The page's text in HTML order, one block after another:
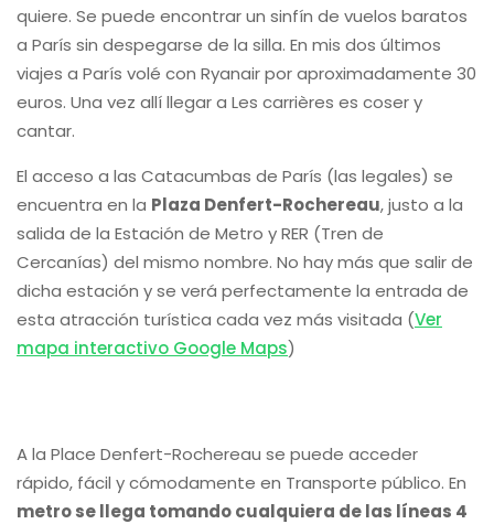
quiere. Se puede encontrar un sinfín de vuelos baratos
a París sin despegarse de la silla. En mis dos últimos
viajes a París volé con Ryanair por aproximadamente 30
euros. Una vez allí llegar a Les carrières es coser y
cantar.
El acceso a las Catacumbas de París (las legales) se
encuentra en la Plaza Denfert-Rochereau, justo a la
salida de la Estación de Metro y RER (Tren de
Cercanías) del mismo nombre. No hay más que salir de
dicha estación y se verá perfectamente la entrada de
esta atracción turística cada vez más visitada (Ver
mapa interactivo Google Maps)
A la Place Denfert-Rochereau se puede acceder
rápido, fácil y cómodamente en Transporte público. En
metro se llega tomando cualquiera de las líneas 4